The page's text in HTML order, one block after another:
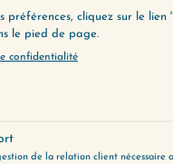
le
cliquant ci-dessous :